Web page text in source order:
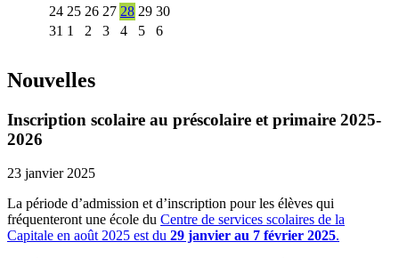
24 25 26 27 28 29 30
31 1 2 3 4 5 6
Nouvelles
Inscription scolaire au préscolaire et primaire 2025-
2026
23 janvier 2025
La période d’admission et d’inscription pour les élèves qui
fréquenteront une école du Centre de services scolaires de la
Capitale en août 2025 est du 29 janvier au 7 février 2025.